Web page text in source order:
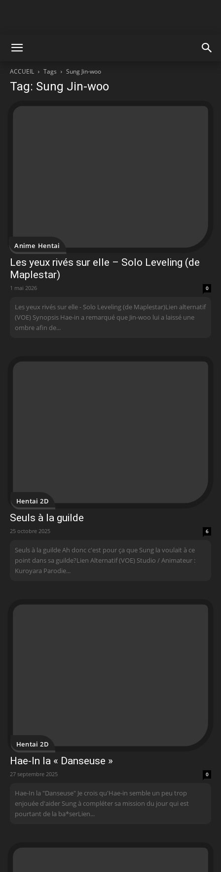
ACCUEIL Tags Sung Jin-woo
Tag: Sung Jin-woo
Anime Hentai
Les yeux rivés sur elle – Solo Leveling (de
Maplestar)
1 mai 2026 0
Les yeux rivés sur elle - Solo Leveling (de Maplestar)Lien alternatif
(VOE) Synopsis Hae-in a remarqué que Jin-woo lui a laissé une
ombre afin de...
Hentai 2D
Seuls à la guilde
25 octobre 2025 6
Seuls à la guilde Ah donc c'est pour ça que Sung la voulait à ce
point dans sa guilde?Lien Alternatif (VOE) Studio / Animateur :
Kuroyara Parodie...
Hentai 2D
Hae-In la « Danseuse »
27 septembre 2025 0
Hae-In la "Danseuse" Je crois qu'Hae-in semble un peu trop
enjouée d'aider Sung à compléter sa mission du jour qui est
pourtant de la ba*serLien...